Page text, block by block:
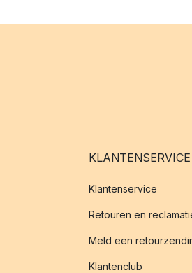
KLANTENSERVICE
Klantenservice
Retouren en
Meld een
Klantenclub